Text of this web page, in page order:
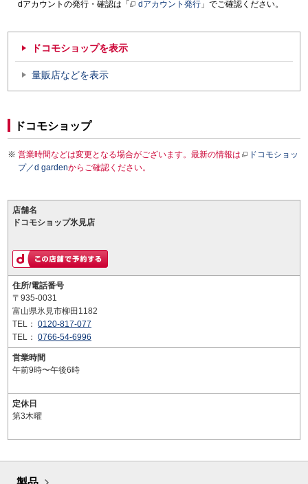
dアカウントの発行・確認は「
dアカウント発行 」でご確認ください。
ドコモショップを表示
量販店などを表示
ドコモショップ
営業時間などは変更となる場合がございます。最新の情報は
ドコモショッ
プ／d gardenからご確認ください。
店舗名
ドコモショップ氷見店
住所/電話番号
〒935-0031
富山県氷見市柳田1182
TEL： 0120-817-077
TEL： 0766-54-6996
営業時間
午前9時〜午後6時
定休日
第3木曜